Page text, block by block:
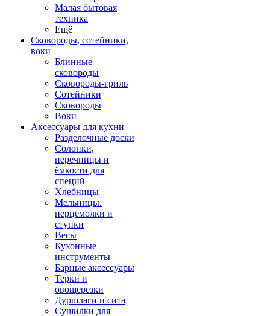
Малая бытовая
техника
Ещё
Сковороды, сотейники,
воки
Блинные
сковороды
Сковороды-гриль
Сотейники
Сковороды
Воки
Аксессуары для кухни
Разделочные доски
Солонки,
перечницы и
ёмкости для
специй
Хлебницы
Мельницы.
перцемолки и
ступки
Весы
Кухонные
инструменты
Барные аксессуары
Терки и
овощерезки
Дуршлаги и сита
Сушилки для